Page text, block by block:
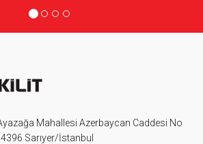
Mahallesi Azerbaycan Caddesi No
Sarıyer/İstanbul